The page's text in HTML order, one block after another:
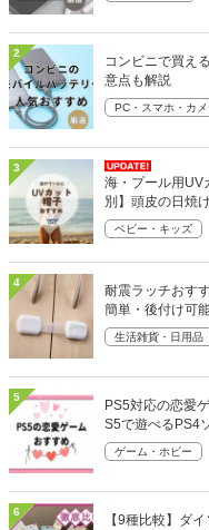
2
コンビニで買え
意点も解説
PC・スマホ・カメ
3
海・プール用UV
別】頭皮の日焼
ベビー・キッズ
4
耐震ラッチおす
簡単・後付け可
生活雑貨・日用品
5
PS5対応の恋愛
S5で遊べるPS4
ゲーム・ホビー
6
【9種比較】ダ